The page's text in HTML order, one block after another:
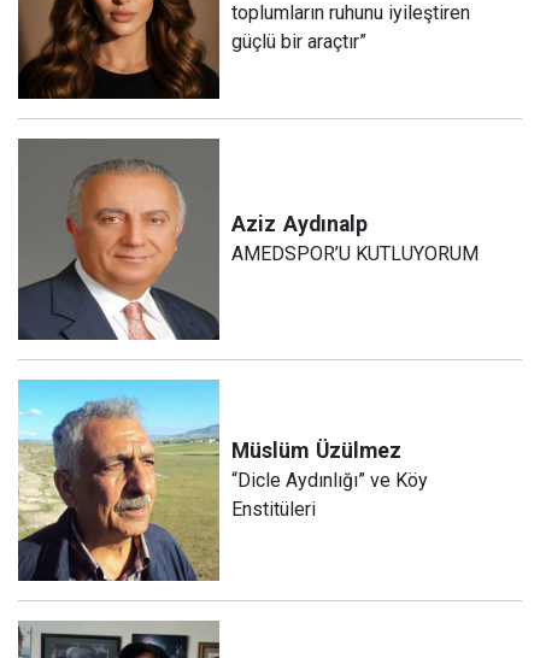
toplumların ruhunu iyileştiren
güçlü bir araçtır”
Aziz Aydınalp
AMEDSPOR’U KUTLUYORUM
Müslüm Üzülmez
“Dicle Aydınlığı” ve Köy
Enstitüleri